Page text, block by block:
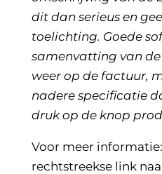
dit dan serieus en
toelichting. Goede
samenvatting van
weer op de factuur,
nadere specificatie
druk op de knop
Voor meer
rechtstreekse link